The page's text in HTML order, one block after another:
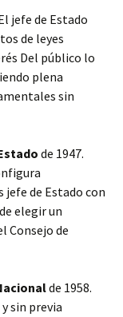
jefe de Estado
de leyes
Del público lo
plena
sin
de 1947.
de Estado con
elegir un
Consejo de
de 1958.
sin previa